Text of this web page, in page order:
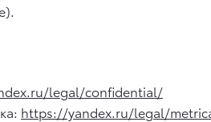
legal/confidential/
https://yandex.ru/legal/